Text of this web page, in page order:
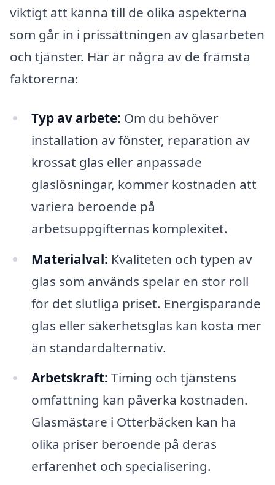
viktigt att känna till de olika aspekterna
som går in i prissättningen av glasarbeten
och tjänster. Här är några av de främsta
faktorerna:
Typ av arbete: Om du behöver
installation av fönster, reparation av
krossat glas eller anpassade
glaslösningar, kommer kostnaden att
variera beroende på
arbetsuppgifternas komplexitet.
Materialval: Kvaliteten och typen av
glas som används spelar en stor roll
för det slutliga priset. Energisparande
glas eller säkerhetsglas kan kosta mer
än standardalternativ.
Arbetskraft: Timing och tjänstens
omfattning kan påverka kostnaden.
Glasmästare i Otterbäcken kan ha
olika priser beroende på deras
erfarenhet och specialisering.